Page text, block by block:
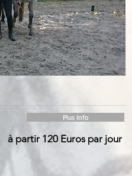
Plus Info
à partir 120 Euros par jour